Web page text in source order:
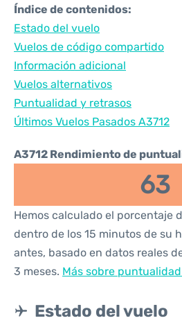
Índice de contenidos:
Estado del vuelo
Vuelos de código compartido
Información adicional
Vuelos alternativos
Puntualidad y retrasos
Últimos Vuelos Pasados A3712
A3712 Rendimiento de
63
Hemos calculado el porcentaje
dentro de los 15 minutos de su
antes, basado en datos reales
3 meses. Más sobre
Estado del vuelo